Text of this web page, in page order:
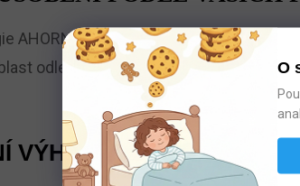
O
AHORNFLEX® JUNA spojuje kvalitní
odlehčuje tlak při spaní na boku a
VÝHODY A VLASTNOSTI: